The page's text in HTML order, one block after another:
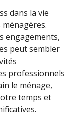
dans la vie
engagements,
peut sembler
professionnels
le ménage,
temps et